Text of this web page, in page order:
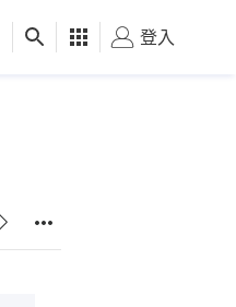
健康 好食玩飛
登入